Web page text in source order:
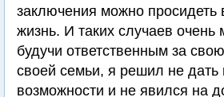
заключения можно
жизнь. И таких случаев очень
будучи ответственным за
своей семьи, я решил не дать
возможности и не явился на